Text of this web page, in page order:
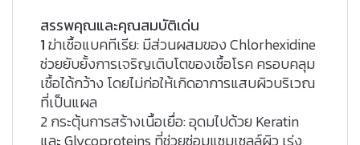
สรรพคุณและคุณสมบัติเด่น
1ฆ่าเชื้อแบคทีเรีย: มีส่วนผสมของ Chlorhexidine
ช่วยยับยั้งการเจริญเติบโตของเชื้อโรค ครอบคลุม
เชื้อได้กว้าง โดยไม่ก่อให้เกิดอาการแสบผิวบริเวณ
ที่เป็นแผล
2 กระตุ้นการสร้างเนื้อเยื่อ:อุดมไปด้วย Keratin
และ Glycoproteins ที่ช่วยซ่อมแซมเซลล์ผิว เร่ง